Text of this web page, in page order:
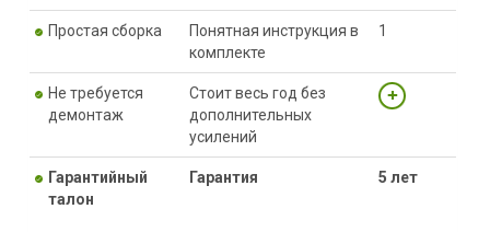
Простая сборка
Понятная инструкция в
комплекте
1
Не требуется
демонтаж
Стоит весь год без
дополнительных
усилений
Гарантийный
талон
Гарантия 5 лет